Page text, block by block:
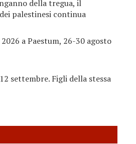
della tregua, il
palestinesi continua
a Paestum, 26-30 agosto
settembre. Figli della stessa